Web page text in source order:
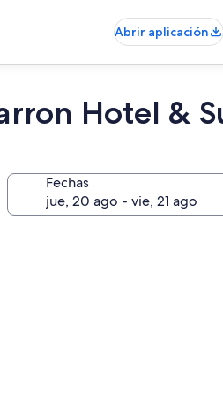
Abrir aplicación
Hotel &
Fechas